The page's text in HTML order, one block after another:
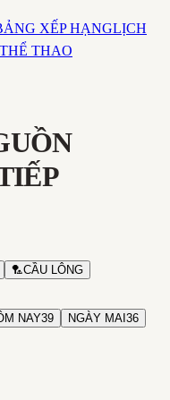
XẾP HẠNGLỊCH
THAO
🏸CẦU LÔNG
NAY39 NGÀY MAI 36